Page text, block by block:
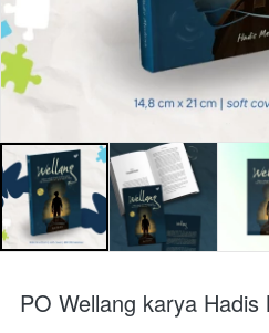
PO Wellang karya Hadis